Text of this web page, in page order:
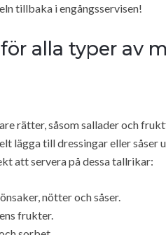
tillbaka i engångsservisen!
alla typer av
rätter, såsom sallader och
lägga till dressingar eller
att servera på dessa tallrikar:
nötter och såser.
frukter.